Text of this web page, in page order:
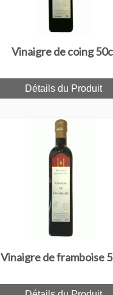
Vinaigre de coing
Détails du Produit
Vinaigre de framboise